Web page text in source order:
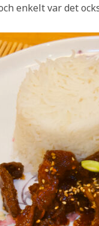
enkelt var det